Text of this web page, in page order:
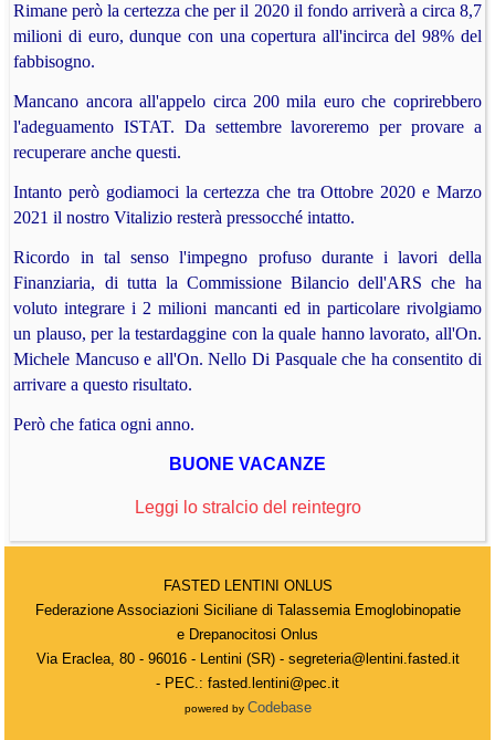
Rimane però la certezza che per il 2020 il fondo arriverà a circa 8,7
milioni di euro, dunque con una copertura all'incirca del 98% del
fabbisogno.
Mancano ancora all'appelo circa 200 mila euro che coprirebbero
l'adeguamento ISTAT. Da settembre lavoreremo per provare a
recuperare anche questi.
Intanto però godiamoci la certezza che tra Ottobre 2020 e Marzo
2021 il nostro Vitalizio resterà pressocché intatto.
Ricordo in tal senso l'impegno profuso durante i lavori della
Finanziaria, di tutta la Commissione Bilancio dell'ARS che ha
voluto integrare i 2 milioni mancanti ed in particolare rivolgiamo
un plauso, per la testardaggine con la quale hanno lavorato, all'On.
Michele Mancuso e all'On. Nello Di Pasquale che ha consentito di
arrivare a questo risultato.
Però che fatica ogni anno.
BUONE VACANZE
Leggi lo stralcio del reintegro
FASTED LENTINI ONLUS
Federazione Associazioni Siciliane di Talassemia Emoglobinopatie
e Drepanocitosi Onlus
Via Eraclea, 80 - 96016 - Lentini (SR) - segreteria@lentini.fasted.it
- PEC.: fasted.lentini@pec.it
powered by Codebase